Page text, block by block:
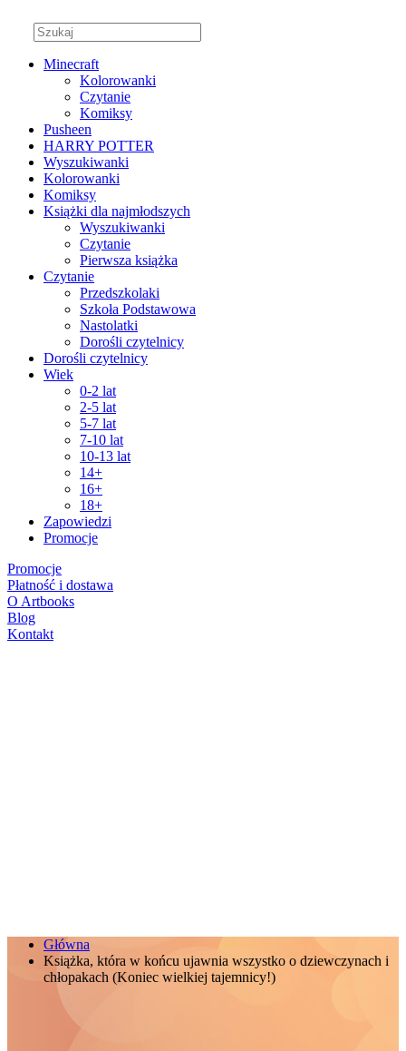
Minecraft
Kolorowanki
Czytanie
Komiksy
Pusheen
HARRY POTTER
Wyszukiwanki
Kolorowanki
Komiksy
Książki dla najmłodszych
Wyszukiwanki
Czytanie
Pierwsza książka
Czytanie
Przedszkolaki
Szkoła Podstawowa
Nastolatki
Dorośli czytelnicy
Dorośli czytelnicy
Wiek
0-2 lat
2-5 lat
5-7 lat
7-10 lat
10-13 lat
14+
16+
18+
Zapowiedzi
Promocje
Promocje
Płatność i dostawa
O Artbooks
Blog
Kontakt
Główna
Książka, która w końcu ujawnia wszystko o dziewczynach i
chłopakach (Koniec wielkiej tajemnicy!)